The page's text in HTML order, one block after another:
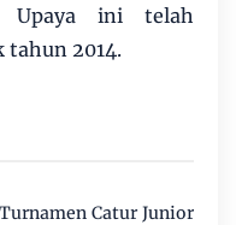
Upaya ini telah
tahun 2014.
Catur Junior